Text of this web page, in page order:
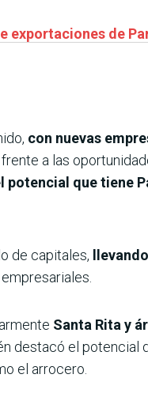
exportaciones de
con nuevas
a las
potencial que tiene
de capitales,
Santa Rita y
destacó el
el arrocero.